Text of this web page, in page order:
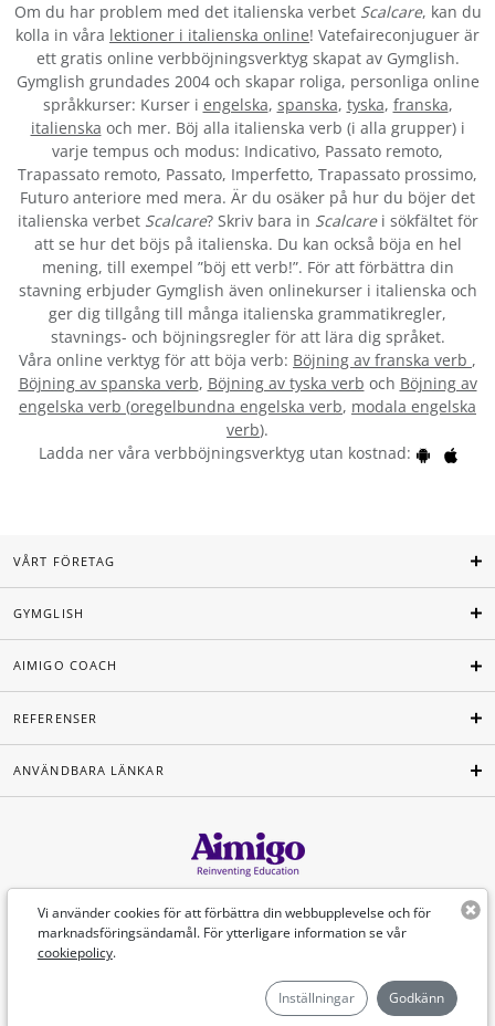
Om du har problem med det italienska verbet Scalcare, kan du
kolla in våra lektioner i italienska online! Vatefaireconjuguer är
ett gratis online verbböjningsverktyg skapat av Gymglish.
Gymglish grundades 2004 och skapar roliga, personliga online
språkkurser: Kurser i engelska, spanska, tyska, franska,
italienska och mer. Böj alla italienska verb (i alla grupper) i
varje tempus och modus: Indicativo, Passato remoto,
Trapassato remoto, Passato, Imperfetto, Trapassato prossimo,
Futuro anteriore med mera. Är du osäker på hur du böjer det
italienska verbet Scalcare? Skriv bara in Scalcarei sökfältet för
att se hur det böjs på italienska. Du kan också böja en hel
mening, till exempel ”böj ett verb!”. För att förbättra din
stavning erbjuder Gymglish även onlinekurser i italienska och
ger dig tillgång till många italienska grammatikregler,
stavnings- och böjningsregler för att lära dig språket.
Våra online verktyg för att böja verb: Böjning av franska verb ,
Böjning av spanska verb, Böjning av tyska verb och Böjning av
engelska verb (oregelbundna engelska verb, modala engelska
verb).
Ladda ner våra verbböjningsverktyg utan kostnad:
Vi använder cookies för att förbättra din webbupplevelse och för
marknadsföringsändamål. För ytterligare information se vår
cookiepolicy.
Inställningar Godkänn
VÅRT FÖRETAG
GYMGLISH
AIMIGO COACH
REFERENSER
ANVÄNDBARA LÄNKAR
Svenska